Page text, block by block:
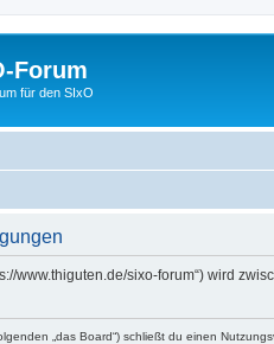
Forum
für den SIxO
www.thiguten.de/sixo-forum“) wird
„das Board“) schließt du einen